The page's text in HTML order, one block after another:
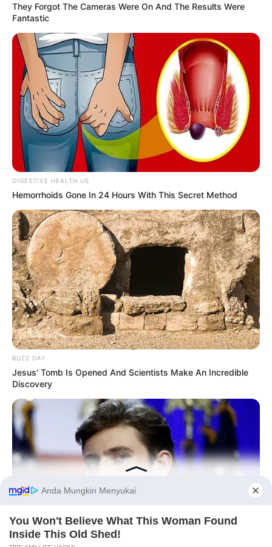
10 Desain Kanopi Tempat
Tidur, Serasa Beristirahat di
Kamar Raja
Tampil Lebih Modern, 7 Potret
Hasil Renovasi Rumah Berusia
90 Tahun
They Forgot The Cameras Were On And The Results Were
Fantastic
DIGESTIVE HEALTH US
Hemorrhoids Gone In 24 Hours With This Secret Method
BUZZ DAY
Jesus' Tomb Is Opened And Scientists Make An Incredible
Discovery
Before You Go